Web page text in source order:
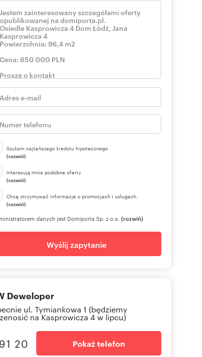
Szukam najtańszego kredytu hipotecznego
(rozwiń)
Interesują mnie podobne oferty
(rozwiń)
Chcę otrzymywać informacje o promocjach i usługach.
(rozwiń)
danych jest Domiporta Sp. z o.o. (rozwiń)
Wyślij zapytanie
Deweloper
ul. Tymiankowa 1 (będziemy
na Kasprowicza 4 w lipcu)
20 Pokaż telefon